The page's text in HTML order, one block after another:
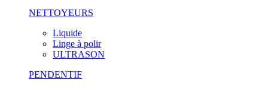
NETTOYEURS
Liquide
Linge à polir
ULTRASON
PENDENTIF